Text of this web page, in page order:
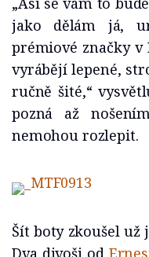
jako dělám já,
prémiové značky v
vyrábějí lepené,
ručně šité,“
pozná až
nemohou rozlepit.
Šít boty zkoušel už
Dva divoši od